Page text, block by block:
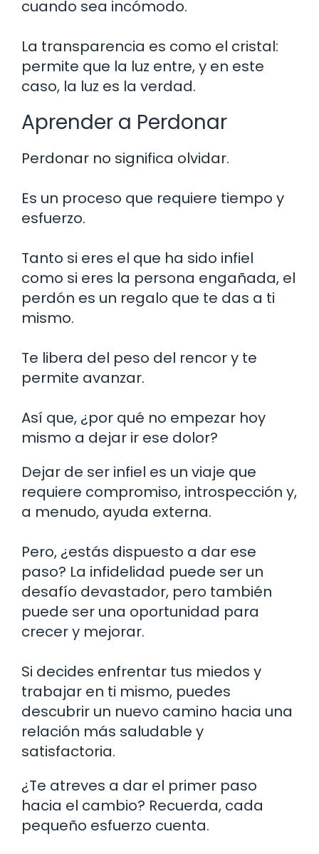
cuando sea incómodo.
La transparencia es como el cristal:
permite que la luz entre, y en este
caso, la luz es la verdad.
Aprender a Perdonar
Perdonar no significa olvidar.
Es un proceso que requiere tiempo y
esfuerzo.
Tanto si eres el que ha sido infiel
como si eres la persona engañada, el
perdón es un regalo que te das a ti
mismo.
Te libera del peso del rencor y te
permite avanzar.
Así que, ¿por qué no empezar hoy
mismo a dejar ir ese dolor?
Dejar de ser infiel es un viaje que
requiere compromiso, introspección y,
a menudo, ayuda externa.
Pero, ¿estás dispuesto a dar ese
paso? La infidelidad puede ser un
desafío devastador, pero también
puede ser una oportunidad para
crecer y mejorar.
Si decides enfrentar tus miedos y
trabajar en ti mismo, puedes
descubrir un nuevo camino hacia una
relación más saludable y
satisfactoria.
¿Te atreves a dar el primer paso
hacia el cambio? Recuerda, cada
pequeño esfuerzo cuenta.